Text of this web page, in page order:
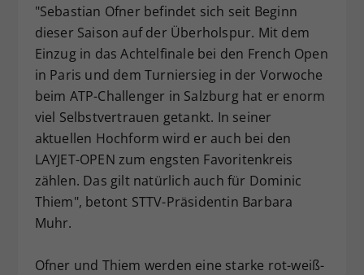
"Sebastian Ofner befindet sich seit Beginn
dieser Saison auf der Überholspur. Mit dem
Einzug in das Achtelfinale bei den French Open
in Paris und dem Turniersieg in der Vorwoche
beim ATP-Challenger in Salzburg hat er enorm
viel Selbstvertrauen getankt. In seiner
aktuellen Hochform wird er auch bei den
LAYJET-OPEN zum engsten Favoritenkreis
zählen. Das gilt natürlich auch für Dominic
Thiem", betont STTV-Präsidentin Barbara
Muhr.
Ofner und Thiem werden eine starke rot-weiß-